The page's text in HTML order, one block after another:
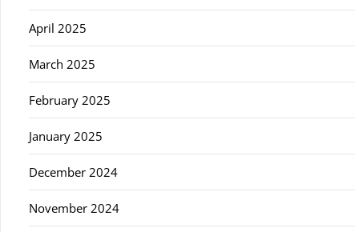
April 2025
March 2025
February 2025
January 2025
December 2024
November 2024